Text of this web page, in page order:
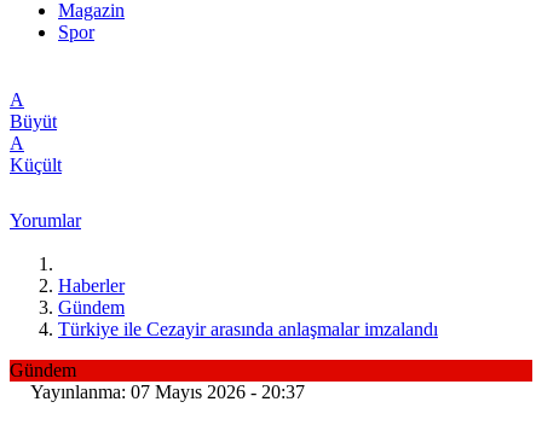
Magazin
Spor
A
Büyüt
A
Küçült
Yorumlar
Haberler
Gündem
Türkiye ile Cezayir arasında anlaşmalar imzalandı
Gündem
Yayınlanma: 07 Mayıs 2026 - 20:37